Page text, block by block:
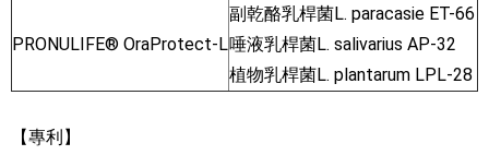
PRONULIFE® OraProtect-L
副乾酪乳桿菌L. paracasie ET-66
唾液乳桿菌L. salivarius AP-32
植物乳桿菌L. plantarum LPL-28
【專利】